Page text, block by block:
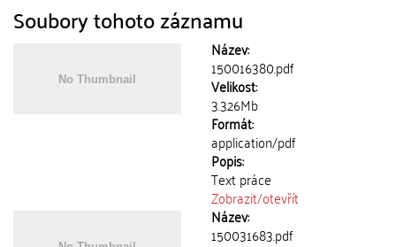
Soubory tohoto záznamu
Název:
150016380.pdf
Velikost:
3.326Mb
Formát:
application/pdf
Popis:
Text práce
Zobrazit/otevřít
Název:
150031683.pdf